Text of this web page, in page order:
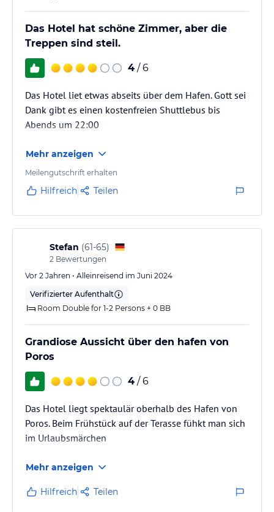
Das Hotel hat schöne Zimmer, aber die
Treppen sind steil.
4 / 6
Das Hotel liet etwas abseits über dem Hafen. Gott sei
Dank gibt es einen kostenfreien Shuttlebus bis
Abends um 22:00
Mehr anzeigen
Meilengutschrift erhalten
Hilfreich Teilen
Stefan (61-65)
2 Bewertungen
Vor 2 Jahren • Alleinreisend im Juni 2024
Verifizierter Aufenthalt
Room Double for 1-2 Persons + 0 BB
Grandiose Aussicht über den hafen von
Poros
4 / 6
Das Hotel liegt spektaulär oberhalb des Hafen von
Poros. Beim Frühstück auf der Terasse fühkt man sich
im Urlaubsmärchen
Mehr anzeigen
Hilfreich Teilen